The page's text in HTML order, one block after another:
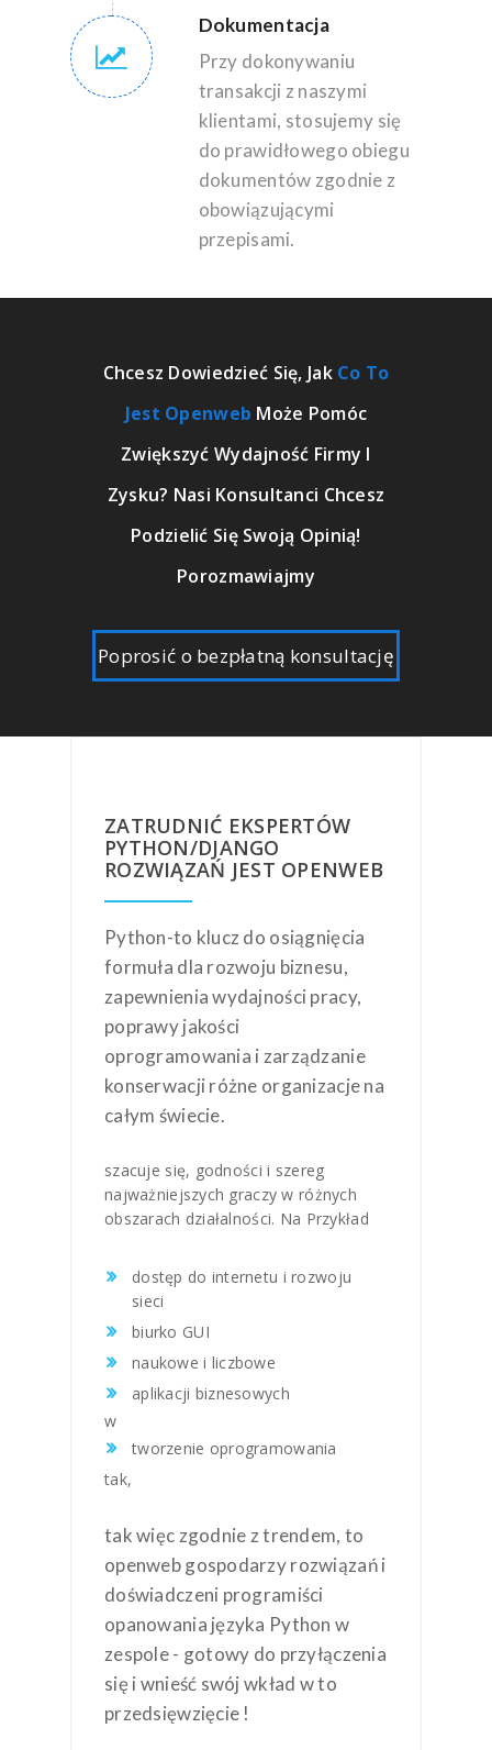
Dokumentacja
Przy dokonywaniu
transakcji z naszymi
klientami, stosujemy się
do prawidłowego obiegu
dokumentów zgodnie z
obowiązującymi
przepisami.
Chcesz Dowiedzieć Się, Jak Co To
Jest Openweb Może Pomóc
Zwiększyć Wydajność Firmy I
Zysku? Nasi Konsultanci Chcesz
Podzielić Się Swoją Opinią!
Porozmawiajmy
Poprosić o bezpłatną konsultację
ZATRUDNIĆ EKSPERTÓW
PYTHON/DJANGO
ROZWIĄZAŃ JEST OPENWEB
Python-to klucz do osiągnięcia
formuła dla rozwoju biznesu,
zapewnienia wydajności pracy,
poprawy jakości
oprogramowania i zarządzanie
konserwacji różne organizacje na
całym świecie.
szacuje się, godności i szereg
najważniejszych graczy w różnych
obszarach działalności. Na Przykład
dostęp do internetu i rozwoju
sieci
biurko GUI
naukowe i liczbowe
aplikacji biznesowych
w
tworzenie oprogramowania
tak,
tak więc zgodnie z trendem, to
openweb gospodarzy rozwiązań i
doświadczeni programiści
opanowania języka Python w
zespole - gotowy do przyłączenia
się i wnieść swój wkład w to
przedsięwzięcie !